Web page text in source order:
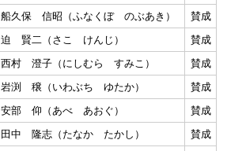
船久保 信昭（ふなくぼ のぶあき）
賛成
迫 賢二（さこ けんじ）
賛成
西村 澄子（にしむら すみこ）
賛成
岩渕 穣（いわぶち ゆたか）
賛成
安部 仰（あべ あおぐ）
賛成
田中 隆志（たなか たかし）
賛成